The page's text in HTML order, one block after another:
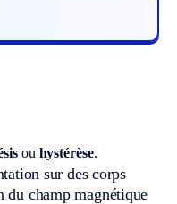
ou hystérèse.
sur des corps
du champ magnétique